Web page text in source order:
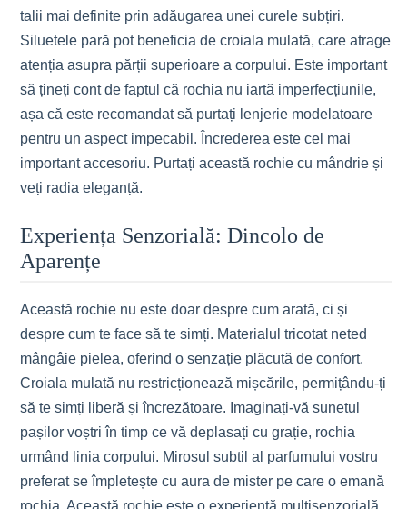
talii mai definite prin adăugarea unei curele subțiri.
Siluetele pară pot beneficia de croiala mulată, care atrage
atenția asupra părții superioare a corpului. Este important
să țineți cont de faptul că rochia nu iartă imperfecțiunile,
așa că este recomandat să purtați lenjerie modelatoare
pentru un aspect impecabil. Încrederea este cel mai
important accesoriu. Purtați această rochie cu mândrie și
veți radia eleganță.
Experiența Senzorială: Dincolo de
Aparențe
Această rochie nu este doar despre cum arată, ci și
despre cum te face să te simți. Materialul tricotat neted
mângâie pielea, oferind o senzație plăcută de confort.
Croiala mulată nu restricționează mișcările, permițându-ți
să te simți liberă și încrezătoare. Imaginați-vă sunetul
pașilor voștri în timp ce vă deplasați cu grație, rochia
urmând linia corpului. Mirosul subtil al parfumului vostru
preferat se împletește cu aura de mister pe care o emană
rochia. Această rochie este o experiență multisenzorială,